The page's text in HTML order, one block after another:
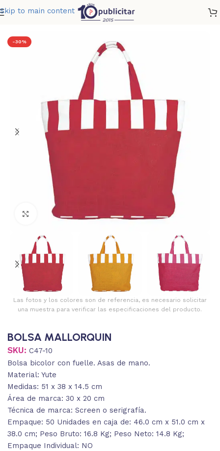
Skip to main content
BOLSA MALLORQUIN
-30%
Clic para ampliar
Las fotos y los colores son de referencia, es necesario solicitar
una muestra para verificar las especificaciones del producto.
BOLSA MALLORQUIN
SKU: C47-10
Bolsa bicolor con fuelle. Asas de mano.
Material: Yute
Medidas: 51 x 38 x 14.5 cm
Área de marca: 30 x 20 cm
Técnica de marca: Screen o serigrafía.
Empaque: 50 Unidades en caja de: 46.0 cm x 51.0 cm x
38.0 cm; Peso Bruto: 16.8 Kg; Peso Neto: 14.8 Kg;
Empaque Individual: NO